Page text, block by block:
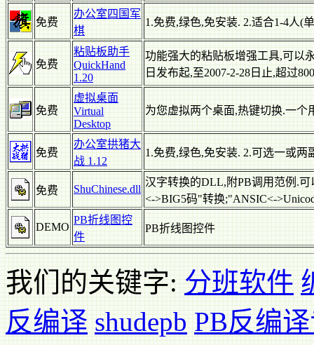
免费
办公室四国军
棋
1.免费,绿色,免安装. 2.适合1-4人(
免费
粘贴板助手
QuickHand
1.20
功能强大的粘贴板增强工具,可以
日发布起,至2007-2-28日止,超过
免费
虚拟桌面
Virtual
Desktop
为您虚拟两个桌面,热键切换.一
免费
办公室拱猪大
战 1.12
1.免费,绿色,免安装. 2.可选一或
免费 ShuChinese.dll
汉字转换的DLL,附PB调用范例.
<->BIG5码"转换;"ANSIC<-
DEMO
PB折线图控
件
PB折线图控件
我们的关键字: 分班软件
反编译 shudepb PB反编